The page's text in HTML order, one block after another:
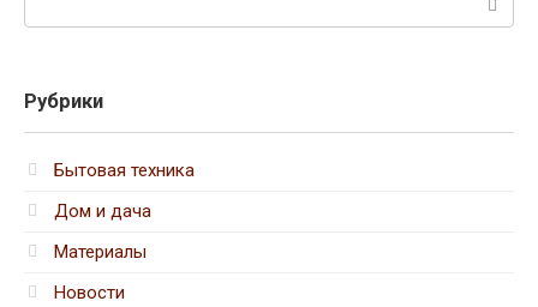
Рубрики
Бытовая техника
Дом и дача
Материалы
Новости